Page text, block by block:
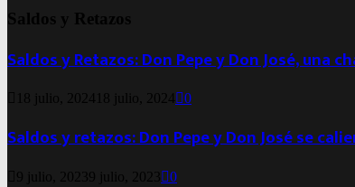
Saldos y Retazos
Saldos y Retazos: Don Pepe y Don José, una
18 julio, 2024 18 julio, 2024 0
Saldos y retazos: Don Pepe y Don José se
9 julio, 20239 julio, 2023 0